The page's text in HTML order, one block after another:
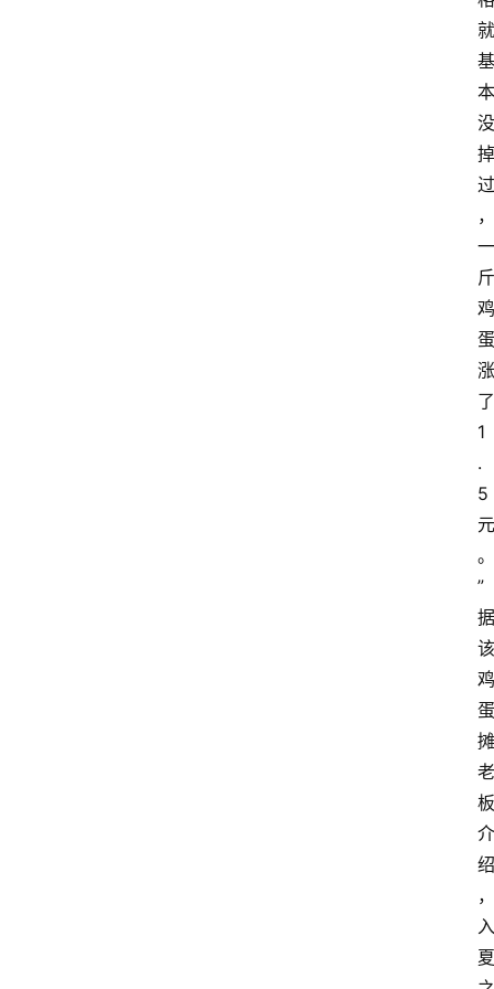
就
基
本
没
掉
过
，
一
斤
鸡
蛋
涨
了
1
.
5
元
。
”
据
该
鸡
蛋
摊
老
板
介
绍
，
入
夏